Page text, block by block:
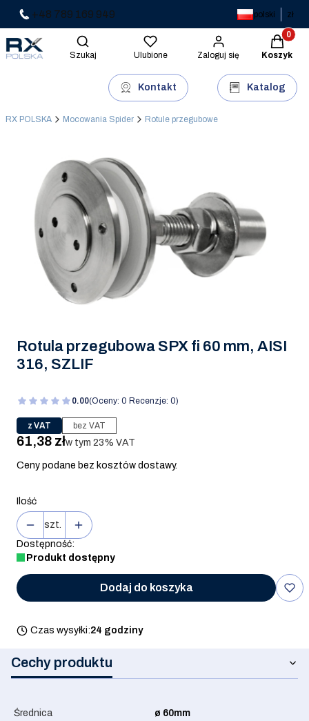
+48 789 169 949 polski zł
Otwórz wyszukiwarkę
Szukaj Ulubione Zaloguj się Koszyk
Kontakt Katalog
RX POLSKA Mocowania Spider Rotule przegubowe
Rotula przegubowa SPX fi 60 mm, AISI
316, SZLIF
0.00(Oceny: 0 Recenzje: 0)
z VAT bez VAT
Cena
61,38 złw tym 23% VAT
w tym 23% VAT
Ceny podane bez kosztów dostawy.
Ilość
szt.
Dostępność:
Produkt dostępny
Dodaj do koszyka
Czas wysyłki:24 godziny
Cechy produktu
Średnica ø 60mm